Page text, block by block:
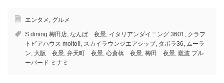
エンタメ グルメ
S dining 梅田店 なんば 夜景 イタリアンダイニング 3601
クラフ
トビアハウス molto!! スカイラウンジエアシップ, タボラ36
ムーラ
ン 大阪 夜景 弁天町 夜景 心斎橋 夜景 梅田 夜景 難波 ブル
ーバード ミナミ